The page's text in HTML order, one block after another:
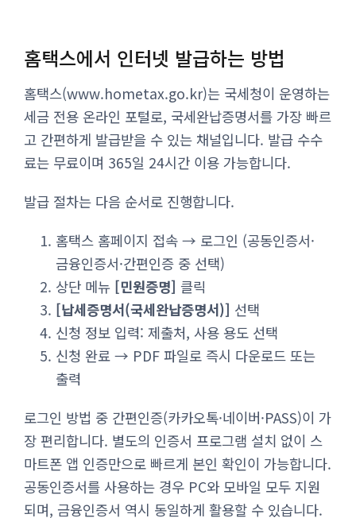
홈택스에서 인터넷 발급하는 방법
홈택스(www.hometax.go.kr)는 국세청이 운영하는
세금 전용 온라인 포털로, 국세완납증명서를 가장 빠르
고 간편하게 발급받을 수 있는 채널입니다. 발급 수수
료는 무료이며 365일 24시간 이용 가능합니다.
발급 절차는 다음 순서로 진행합니다.
홈택스 홈페이지 접속 → 로그인 (공동인증서·
금융인증서·간편인증 중 선택)
상단 메뉴 [민원증명] 클릭
[납세증명서(국세완납증명서)] 선택
신청 정보 입력: 제출처, 사용 용도 선택
신청 완료 → PDF 파일로 즉시 다운로드 또는
출력
로그인 방법 중 간편인증(카카오톡·네이버·PASS)이 가
장 편리합니다. 별도의 인증서 프로그램 설치 없이 스
마트폰 앱 인증만으로 빠르게 본인 확인이 가능합니다.
공동인증서를 사용하는 경우 PC와 모바일 모두 지원
되며, 금융인증서 역시 동일하게 활용할 수 있습니다.